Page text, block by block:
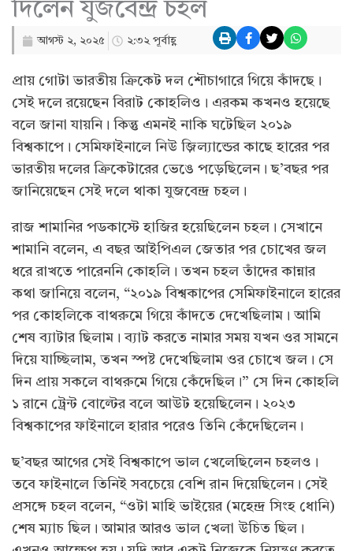
দিলেন যুজবেন্দ্র চহল
আগস্ট ২, ২০২৫ ২:৩২ পূর্বাহ্ণ
প্রায় গোটা ভারতীয় ক্রিকেট দল শৌচাগারে গিয়ে কাঁদছে।
সেই দলে রয়েছেন বিরাট কোহলিও। এরকম কখনও হয়েছে
বলে জানা যায়নি। কিন্তু এমনই নাকি ঘটেছিল ২০১৯
বিশ্বকাপে। সেমিফাইনালে নিউ জ়িল্যান্ডের কাছে হারের পর
ভারতীয় দলের ক্রিকেটারের ভেঙে পড়েছিলেন। ছ’বছর পর
জানিয়েছেন সেই দলে থাকা যুজবেন্দ্র চহল।
রাজ শামানির পডকাস্টে হাজির হয়েছিলেন চহল। সেখানে
শামানি বলেন, এ বছর আইপিএল জেতার পর চোখের জল
ধরে রাখতে পারেননি কোহলি। তখন চহল তাঁদের কান্নার
কথা জানিয়ে বলেন, “২০১৯ বিশ্বকাপের সেমিফাইনালে হারের
পর কোহলিকে বাথরুমে গিয়ে কাঁদতে দেখেছিলাম। আমি
শেষ ব্যাটার ছিলাম। ব্যাট করতে নামার সময় যখন ওর সামনে
দিয়ে যাচ্ছিলাম, তখন স্পষ্ট দেখেছিলাম ওর চোখে জল। সে
দিন প্রায় সকলে বাথরুমে গিয়ে কেঁদেছিল।” সে দিন কোহলি
১ রানে ট্রেন্ট বোল্টের বলে আউট হয়েছিলেন। ২০২৩
বিশ্বকাপের ফাইনালে হারার পরেও তিনি কেঁদেছিলেন।
ছ’বছর আগের সেই বিশ্বকাপে ভাল খেলেছিলেন চহলও।
তবে ফাইনালে তিনিই সবচেয়ে বেশি রান দিয়েছিলেন। সেই
প্রসঙ্গে চহল বলেন, “ওটা মাহি ভাইয়ের (মহেন্দ্র সিংহ ধোনি)
শেষ ম্যাচ ছিল। আমার আরও ভাল খেলা উচিত ছিল।